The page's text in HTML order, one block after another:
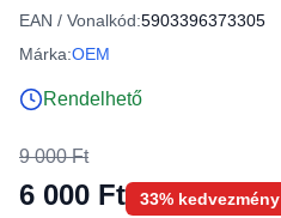
EAN / Vonalkód:5903396373305
Márka:OEM
Rendelhető
9 000 Ft
6 000 Ft 33% kedvezmény